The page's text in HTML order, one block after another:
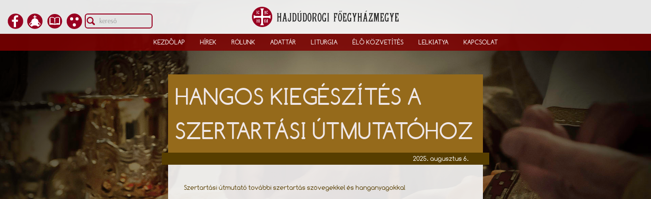
KEZDŐLAP HÍREK RÓLUNK ADATTÁR LITURGIA ÉLŐ KÖZVETÍTÉS LELKIATYA KAPCSOLAT
HANGOS KIEGÉSZÍTÉS A
SZERTARTÁSI ÚTMUTATÓHOZ
2025. augusztus 6.
Szertartási útmutató további szertartás szövegekkel és hanganyagokkal